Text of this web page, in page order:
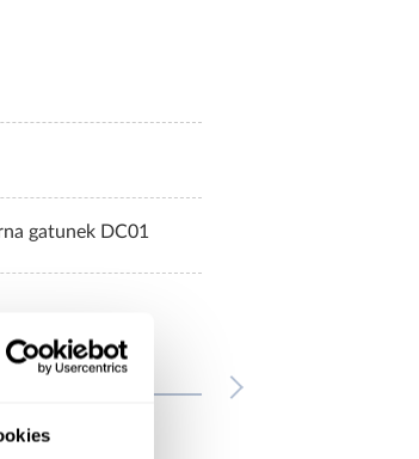
gatunek DC01